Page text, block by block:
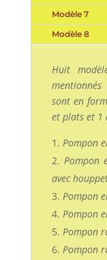
Modèle 7
Modèle 8
Huit
sont en
et plats et 1
Pompon
Pompon
avec
Pompon
Pompon
Pompon
Pompon